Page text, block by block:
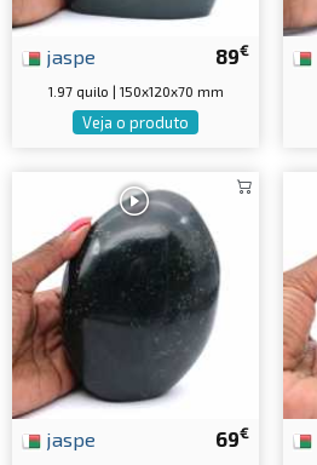
89€
jaspe
1.97 quilo | 150x120x70 mm
Veja o produto
69€
jaspe